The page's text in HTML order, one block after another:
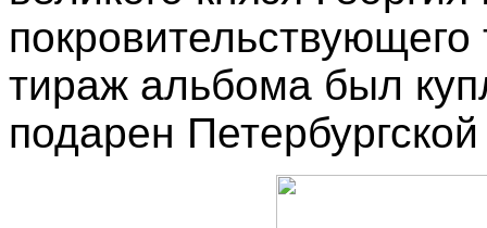
тираж альбома был
подарен